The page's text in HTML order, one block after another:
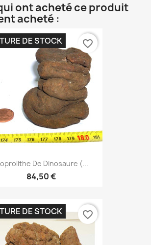
ont acheté ce produit
acheté :
De Dinosaure (...
84,50 €
DE STOCK favorite_border
DE STOCK favorite_border